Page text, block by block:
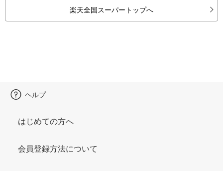
楽天全国スーパートップへ
ヘルプ
はじめての方へ
会員登録方法について